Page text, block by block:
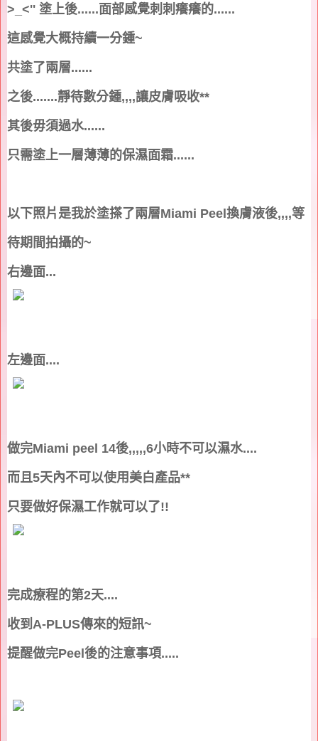
>_<'' 塗上後......面部感覺刺刺癢癢的......
這感覺大概持續一分鍾~
共塗了兩層......
之後.......靜待數分鍾,,,,讓皮膚吸收**
其後毋須過水......
只需塗上一層薄薄的保濕面霜......
以下照片是我於塗搽了兩層Miami Peel換膚液後,,,,等
待期間拍攝的~
右邊面...
左邊面....
做完Miami peel 14後,,,,,6小時不可以濕水....
而且 5天內不可以使用美白產品**
只要做好保濕工作就可以了!!
完成療程的第2天....
收到 A-PLUS傳來的短訊~
提醒做完Peel後的注意事項.....